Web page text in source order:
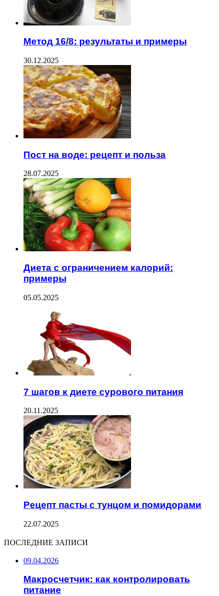
Метод 16/8: результаты и примеры
30.12.2025
Пост на воде: рецепт и польза
28.07.2025
Диета с ограничением калорий:
примеры
05.05.2025
7 шагов к диете сурового питания
20.11.2025
Рецепт пасты с тунцом и помидорами
22.07.2025
ПОСЛЕДНИЕ ЗАПИСИ
09.04.2026
Макросчетчик: как контролировать
питание